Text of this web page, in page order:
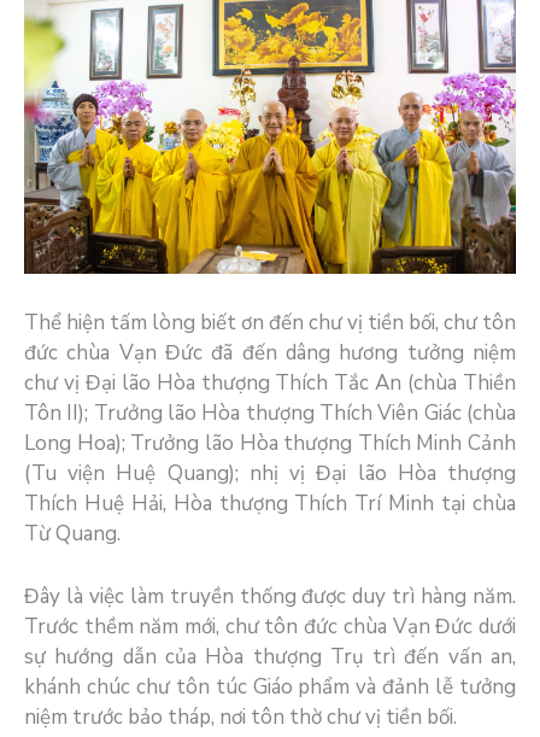
Thể hiện tấm lòng biết ơn đến chư vị tiền bối, chư tôn
đức chùa Vạn Đức đã đến dâng hương tưởng niệm
chư vị Đại lão Hòa thượng Thích Tắc An (chùa Thiền
Tôn II); Trưởng lão Hòa thượng Thích Viên Giác (chùa
Long Hoa); Trưởng lão Hòa thượng Thích Minh Cảnh
(Tu viện Huệ Quang); nhị vị Đại lão Hòa thượng
Thích Huệ Hải, Hòa thượng Thích Trí Minh tại chùa
Từ Quang.
Đây là việc làm truyền thống được duy trì hàng năm.
Trước thềm năm mới, chư tôn đức chùa Vạn Đức dưới
sự hướng dẫn của Hòa thượng Trụ trì đến vấn an,
khánh chúc chư tôn túc Giáo phẩm và đảnh lễ tưởng
niệm trước bảo tháp, nơi tôn thờ chư vị tiền bối.